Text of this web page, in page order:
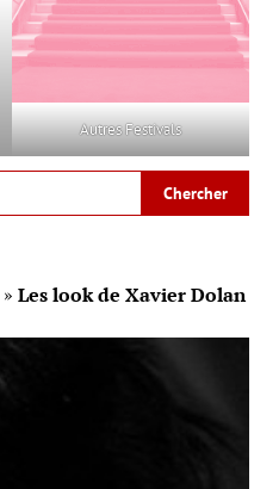
Autres Festivals
» Les look de Xavier Dolan